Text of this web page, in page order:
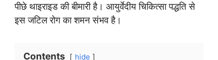
पीछे थाइराइड की बीमारी है। आयुर्वेदीय चिकित्सा पद्धति से
इस जटिल रोग का शमन संभव है।
Contents hide